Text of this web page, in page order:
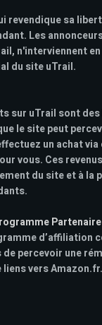
revendique sa
Les
n'interviennent
du site uTrail.
sur uTrail sont
le site peut
un achat via
vous. Ces revenus
du site et à la
d’affiliation
percevoir une
vers Amazon.fr.